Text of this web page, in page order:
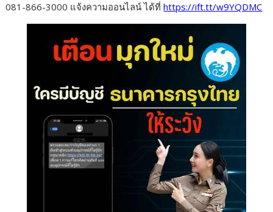
081-866-3000 แจ้งความออนไลน์ ได้ที่https://ift.tt/w9YQDMC